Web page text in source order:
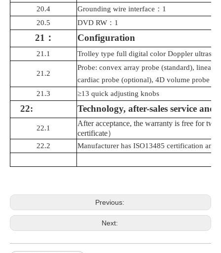
20.4
Grounding wire interface ： 1
20.5
DVD RW ： 1
21 ： Configuration
21.1 Trolley type full digital color Doppler
21.2
Probe: convex array probe (standard), linear
cardiac probe (optional), 4D volume probe
21.3
≥13 quick adjusting knobs
22: Technology, after-sales service and
22.1
After acceptance, the warranty is free for two
certificate）
22.2 Manufacturer has ISO13485 certification and
Previous:
Next: